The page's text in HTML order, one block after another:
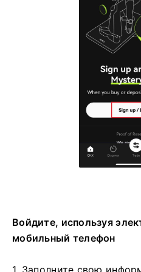
Войдите, используя
мобильный телефон
1. Заполните свою